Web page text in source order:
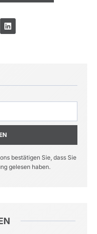
bestätigen Sie, dass Sie
gelesen haben.